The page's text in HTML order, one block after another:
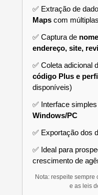
✅ Extração de
Maps com
✅ Captura de
endereço, site,
✅ Coleta adicional
código Plus e
disponíveis)
✅ Interface
Windows/PC
✅ Exportação dos
✅ Ideal para
crescimento de
Nota: respeite sempre
e as leis